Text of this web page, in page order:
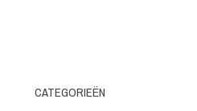
CATEGORIEËN